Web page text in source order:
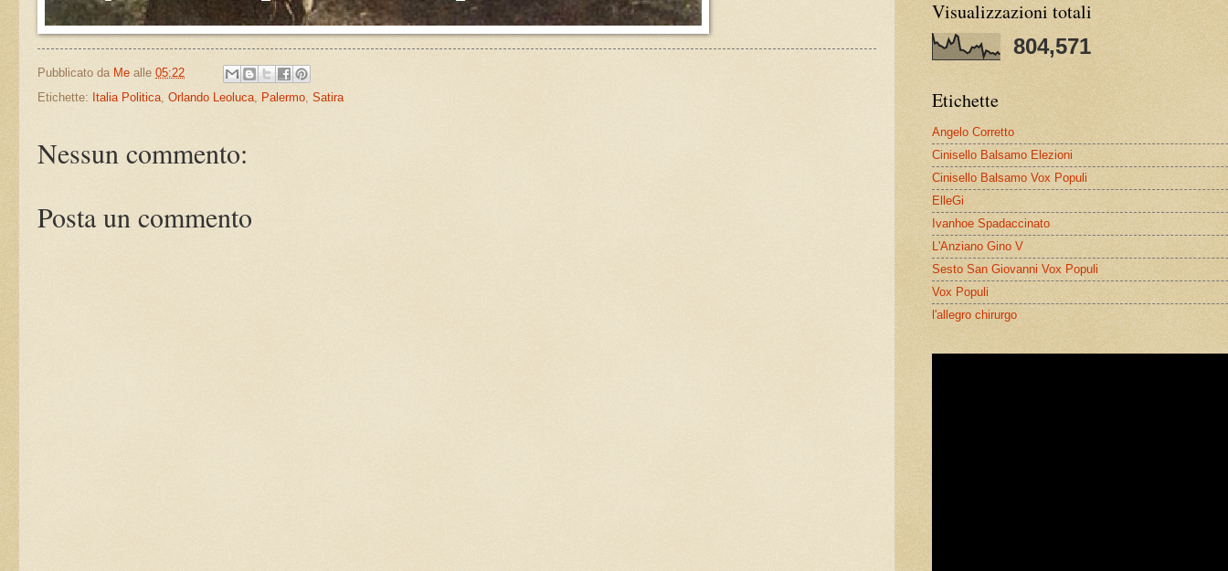
Pubblicato da Me alle 05:22
Etichette: Italia Politica Orlando Leoluca Palermo Satira
Nessun commento:
Posta un commento
Visualizzazioni totali
804,571
Etichette
Angelo Corretto
Cinisello Balsamo Elezioni
Cinisello Balsamo Vox Populi
ElleGi
Ivanhoe Spadaccinato
L'Anziano Gino V
Sesto San Giovanni Vox Populi
Vox Populi
l'allegro chirurgo